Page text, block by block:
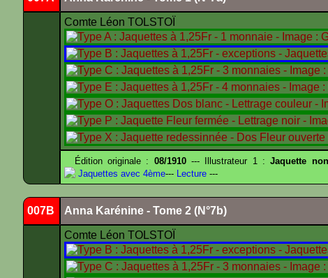
Comte Léon TOLSTOÏ
Édition originale : 08/1910--- Illustrateur 1 :Jaquette
Jaquettes avec 4ème--- Lecture ---
007B Anna Karénine - Tome 2 (N°7b)
Comte Léon TOLSTOÏ